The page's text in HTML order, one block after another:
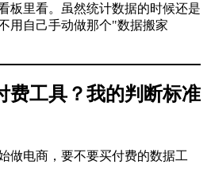
板里看。虽然统计数据的时候还是
用自己手动做那个"数据搬家
费工具？我的判断标准
做电商，要不要买付费的数据工